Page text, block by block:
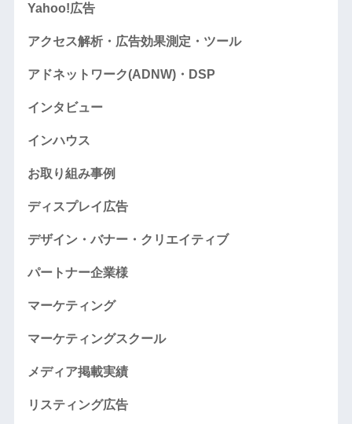
Yahoo!広告
アクセス解析・広告効果測定・ツール
アドネットワーク(ADNW)・DSP
インタビュー
インハウス
お取り組み事例
ディスプレイ広告
デザイン・バナー・クリエイティブ
パートナー企業様
マーケティング
マーケティングスクール
メディア掲載実績
リスティング広告